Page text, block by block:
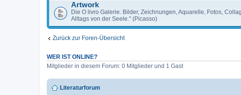
Artwork
Die O livro Galerie. Bilder, Zeichnungen, Aquarelle, Fotos,
Alltags von der Seele." (Picasso)
Zurück zur Foren-Übersicht
WER IST ONLINE?
Mitglieder in diesem Forum: 0 Mitglieder und 1 Gast
Literaturforum